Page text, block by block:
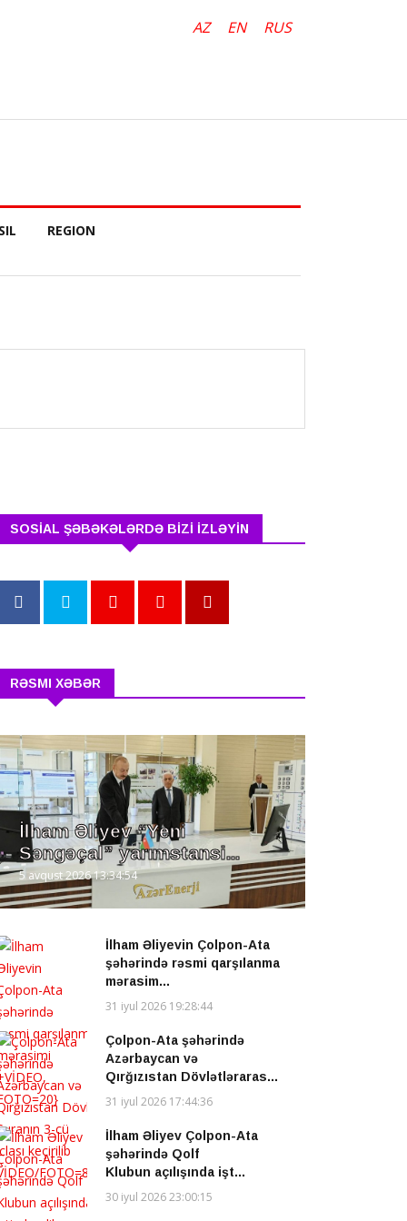
AZ EN RUS
REGION
SOSİAL ŞƏBƏKƏLƏRDƏ BİZİ İZLƏYİN
RƏSMI XƏBƏR
İlham Əliyev “Yeni
Səngəçal” yarımstansi...
5 avqust 2026 13:34:54
İlham Əliyevin Çolpon-Ata
şəhərində rəsmi qarşılanma
mərasim...
31 iyul 2026 19:28:44
Çolpon-Ata şəhərində
Azərbaycan və
Qırğızıstan Dövlətləraras...
31 iyul 2026 17:44:36
İlham Əliyev Çolpon-Ata
şəhərində Qolf
Klubun açılışında işt...
30 iyul 2026 23:00:15